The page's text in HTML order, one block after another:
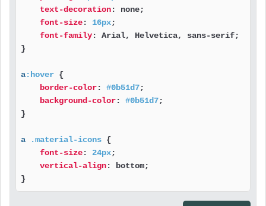
text-decoration: none;
font-size: 16px;
font-family: Arial, Helvetica, sans-serif;
}
a:hover {
border-color: #0b51d7;
background-color: #0b51d7;
}
a .material-icons {
font-size: 24px;
vertical-align: bottom;
}